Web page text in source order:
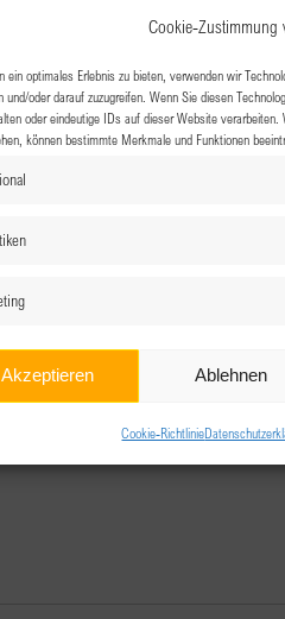
Cookie-Zustimmung
ein optimales Erlebnis zu bieten, verwenden wir
und/oder darauf zuzugreifen. Wenn Sie diesen
oder eindeutige IDs auf dieser Website
können bestimmte Merkmale und Funktionen
Akzeptieren Ablehnen
Cookie-Richtlinie
zu akzeptieren und